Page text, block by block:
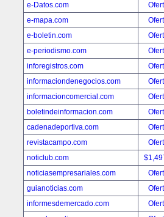
e-Datos.com
e-mapa.com
e-boletin.com
e-periodismo.com
inforegistros.com
informaciondenegocios.com
informacioncomercial.com
boletindeinformacion.com
cadenadeportiva.com
revistacampo.com
noticlub.com
noticiasempresariales.com
guianoticias.com
informesdemercado.com